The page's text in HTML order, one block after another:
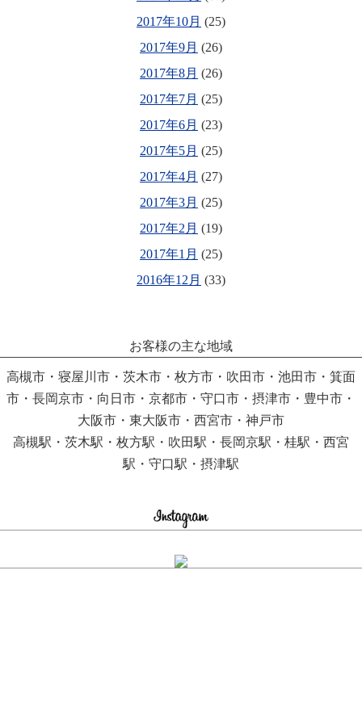
2017年10月 (25)
2017年9月 (26)
2017年8月 (26)
2017年7月 (25)
2017年6月 (23)
2017年5月 (25)
2017年4月 (27)
2017年3月 (25)
2017年2月 (19)
2017年1月 (25)
2016年12月 (33)
お客様の主な地域
高槻市・寝屋川市・茨木市・枚方市・吹田市・池田市・箕面
市・長岡京市・向日市・京都市・守口市・摂津市・豊中市・
大阪市・東大阪市・西宮市・神戸市
高槻駅・茨木駅・枚方駅・吹田駅・長岡京駅・桂駅・西宮
駅・守口駅・摂津駅